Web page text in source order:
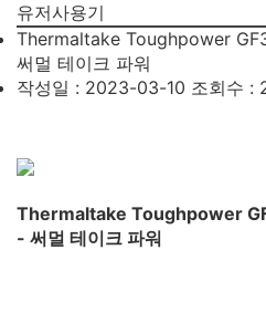
유저사용기
Thermaltake Toughpower
써멀 테이크 파워
작성일 : 2023-03-10 조회수 :
Thermaltake Toughpower
- 써멀 테이크 파워